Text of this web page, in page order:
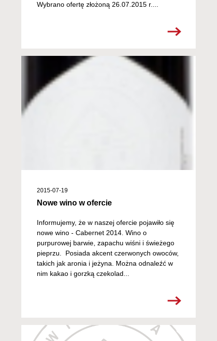
Wybrano ofertę złożoną 26.07.2015 r....
2015-07-19
Nowe wino w ofercie
Informujemy, że w naszej ofercie pojawiło się
nowe wino - Cabernet 2014. Wino o
purpurowej barwie, zapachu wiśni i świeżego
pieprzu. Posiada akcent czerwonych owoców,
takich jak aronia i jeżyna. Można odnaleźć w
nim kakao i gorzką czekolad...